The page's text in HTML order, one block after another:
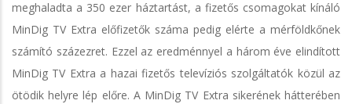
meghaladta a 350 ezer háztartást, a fizetős csomagokat kínáló
MinDig TV Extra előfizetők száma pedig elérte a mérföldkőnek
számító százezret. Ezzel az eredménnyel a három éve elindított
MinDig TV Extra a hazai fizetős televíziós szolgáltatók közül az
ötödik helyre lép előre. A MinDig TV Extra sikerének hátterében